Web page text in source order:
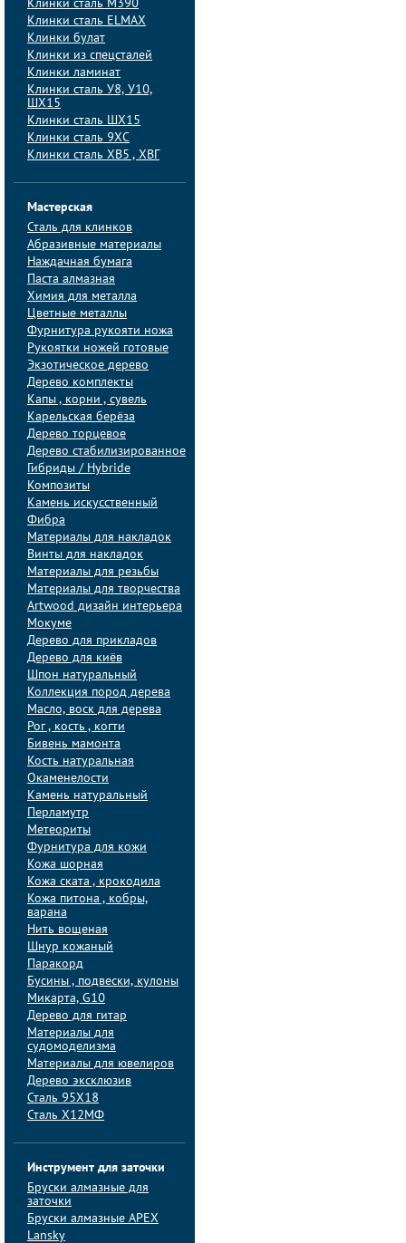
Клинки сталь M390
Клинки сталь ELMAX
Клинки булат
Клинки из спецсталей
Клинки ламинат
Клинки сталь У8, У10,
ШХ15
Клинки сталь ШХ15
Клинки сталь 9ХС
Клинки сталь ХВ5 , ХВГ
Мастерская
Сталь для клинков
Абразивные материалы
Наждачная бумага
Паста алмазная
Химия для металла
Цветные металлы
Фурнитура рукояти ножа
Рукоятки ножей готовые
Экзотическое дерево
Дерево комплекты
Капы , корни , сувель
Карельская берёза
Дерево торцевое
Дерево стабилизированное
Гибриды / Hybride
Композиты
Камень искусственный
Фибра
Материалы для накладок
Винты для накладок
Материалы для резьбы
Материалы для творчества
Artwood дизайн интерьера
Мокуме
Дерево для прикладов
Дерево для киёв
Шпон натуральный
Коллекция пород дерева
Масло, воск для дерева
Рог , кость , когти
Бивень мамонта
Кость натуральная
Окаменелости
Камень натуральный
Перламутр
Метеориты
Фурнитура для кожи
Кожа шорная
Кожа ската , крокодила
Кожа питона , кобры,
варана
Нить вощеная
Шнур кожаный
Паракорд
Бусины , подвески, кулоны
Микарта, G10
Дерево для гитар
Материалы для
судомоделизма
Материалы для ювелиров
Дерево эксклюзив
Сталь 95Х18
Сталь Х12МФ
Инструмент для заточки
Бруски алмазные для
заточки
Бруски алмазные APEX
Lansky